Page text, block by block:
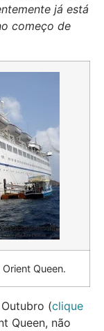
já está
começo de
Queen.
(clique
Queen, não